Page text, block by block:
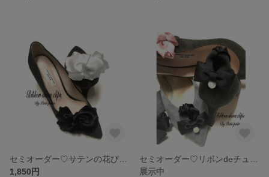
1,850円
展示中